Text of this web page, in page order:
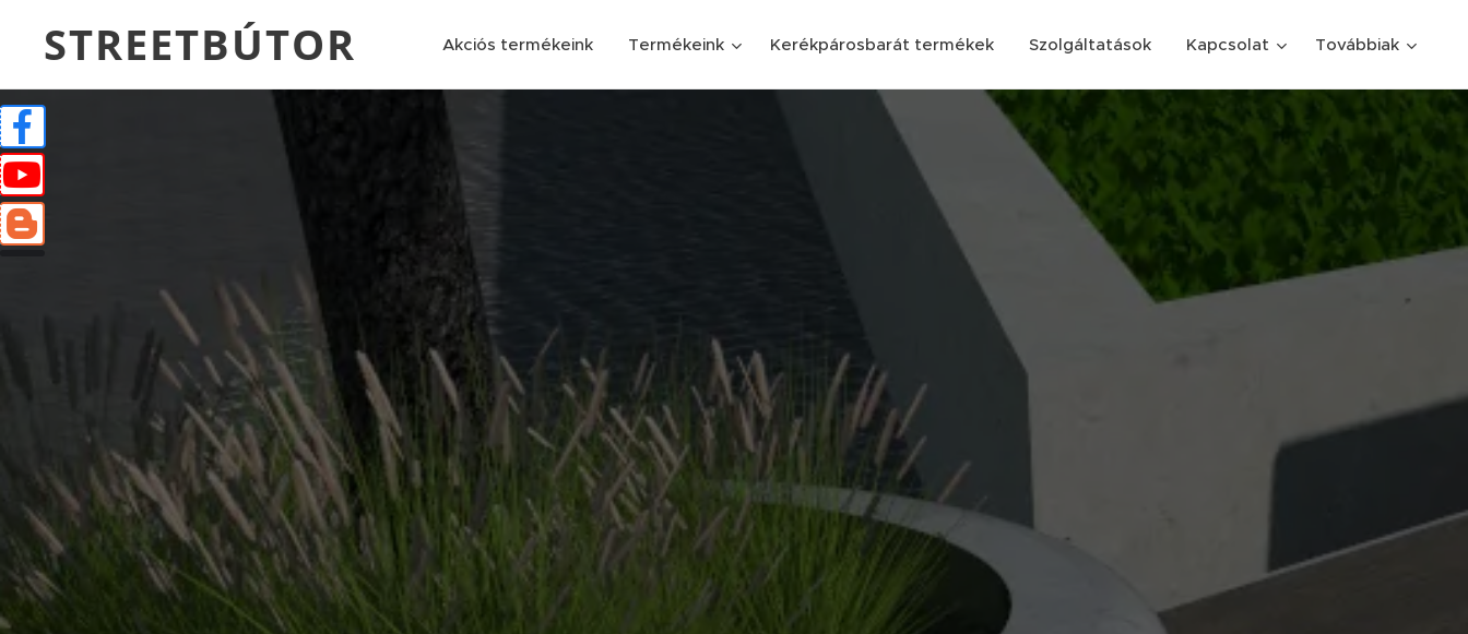
STREETBÚTOR Akciós termékeink Termékeink Kerékpárosbarát termékek Szolgáltatások Kapcsolat Továbbiak